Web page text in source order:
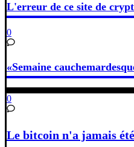
L'erreur de ce site de
0
«Semaine
0
Le bitcoin n'a jamais